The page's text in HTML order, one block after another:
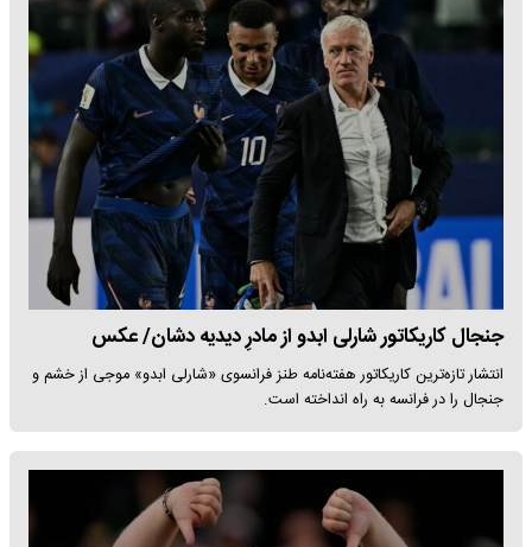
جنجال کاریکاتور شارلی ابدو از مادرِ دیدیه دشان/ عکس
انتشار تازه‌ترین کاریکاتور هفته‌نامه طنز فرانسوی «شارلی ابدو» موجی از خشم و
جنجال را در فرانسه به راه انداخته است.